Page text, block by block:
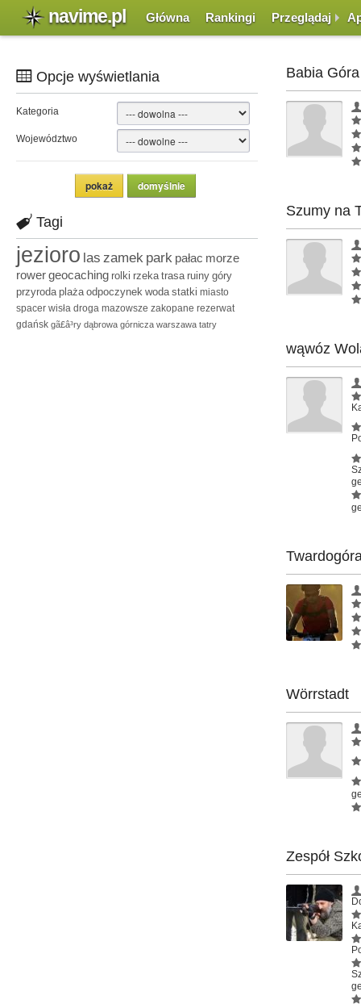
navime.pl Główna Rankingi Przeglądaj
Opcje wyświetlania
Kategoria
Województwo
Tagi
jezioro las zamek park pałac morze
rowergeocaching rolki rzeka trasa ruiny góry
przyroda plaża odpoczynek woda statki miasto
spacer wisła droga mazowsze zakopane rezerwat
gdańsk gã£â³ry dąbrowa górnicza warszawa tatry
Babia Góra
Szumy na
wąwóz
Wörrstadt
Zespół